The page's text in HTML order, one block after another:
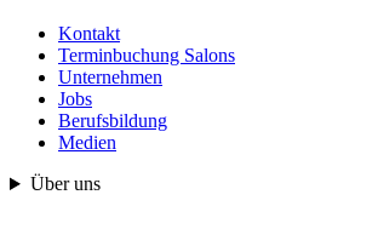
Kontakt
Terminbuchung Salons
Unternehmen
Jobs
Berufsbildung
Medien
Über uns